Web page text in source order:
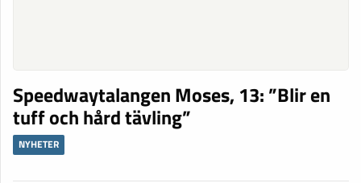
Speedwaytalangen Moses, 13: ”Blir en
tuff och hård tävling”
NYHETER